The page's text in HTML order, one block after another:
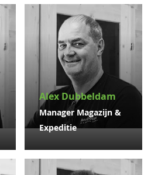
Alex Dubbeldam
Manager Magazijn &
Expeditie